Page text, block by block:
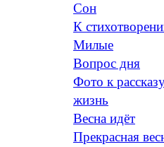
Сон
К
Милые
Вопрос дня
Фото к
жизнь
Весна идёт
Прекрасная